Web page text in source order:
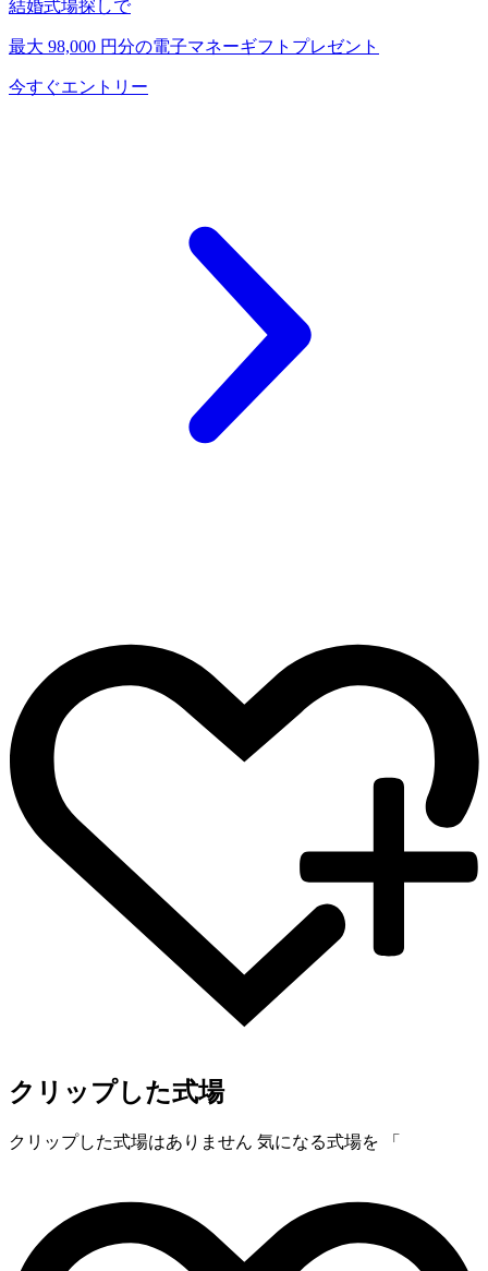
結婚式場探しで
最大 98,000 円分の電子マネーギフトプレゼント
今すぐエントリー
クリップした式場
クリップした式場はありません 気になる式場を 「